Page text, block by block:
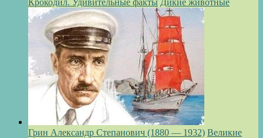
Крокодил. Удивительные факты Дикие животные
Грин Александр Степанович (1880 — 1932) Великие